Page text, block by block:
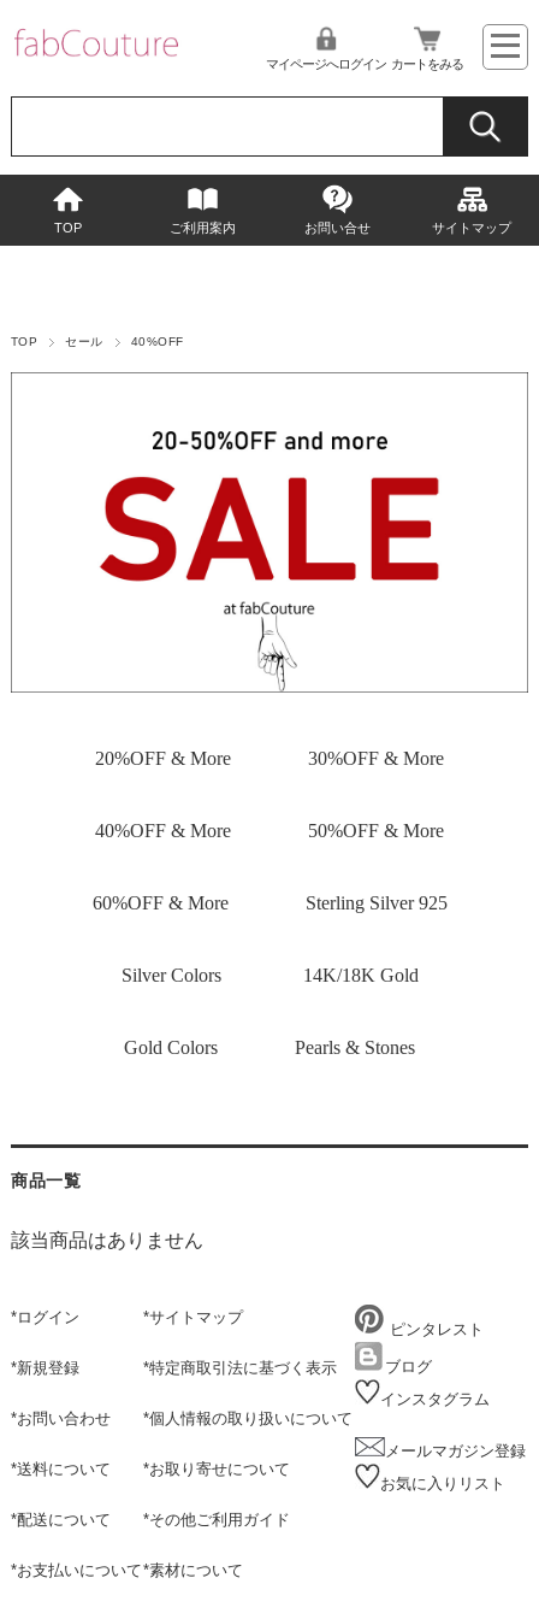
マイページへログイン カートをみる
TOP ご利用案内 お問い合せ サイトマップ
TOP セール 40%OFF
20%OFF & More 30%OFF & More
40%OFF & More 50%OFF & More
60%OFF & More Sterling Silver 925
Silver Colors 14K/18K Gold
Gold Colors Pearls & Stones
商品一覧
該当商品はありません
*ログイン
*新規登録
*お問い合わせ
*送料について
*配送について
*お支払いについて
*サイトマップ
*特定商取引法に基づく表示
*個人情報の取り扱いについて
*お取り寄せについて
*その他ご利用ガイド
*素材について
ピンタレスト
ブログ
インスタグラム
メールマガジン登録
お気に入りリスト